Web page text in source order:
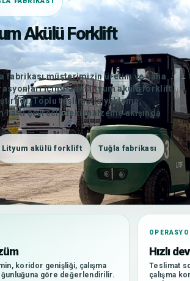
Akülü Forklift
fabrikası müşterimizin üretim ve saha
için 3 adet lityum akülü forklift
Toplu teslimatla yükleme,
hattı çevresindeki malzeme akışında
Lityum akülü forklift Tuğla fabrikası
koridor genişliği, çalışma
göre değerlendirilir.
Hızlı
Teslimat
çalışma